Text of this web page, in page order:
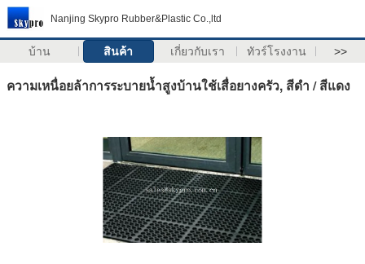
Nanjing Skypro Rubber&Plastic Co.,ltd
บ้าน สินค้า เกี่ยวกับเรา ทัวร์โรงงาน >>
ความเหนื่อยล้าการระบายน้ำสูงบ้านใช้เสื่อยางครัว, สีดำ / สีแดง